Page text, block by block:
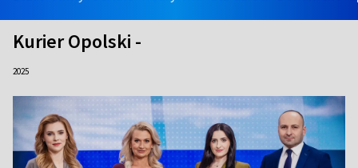
Kurier Opolski -
2025